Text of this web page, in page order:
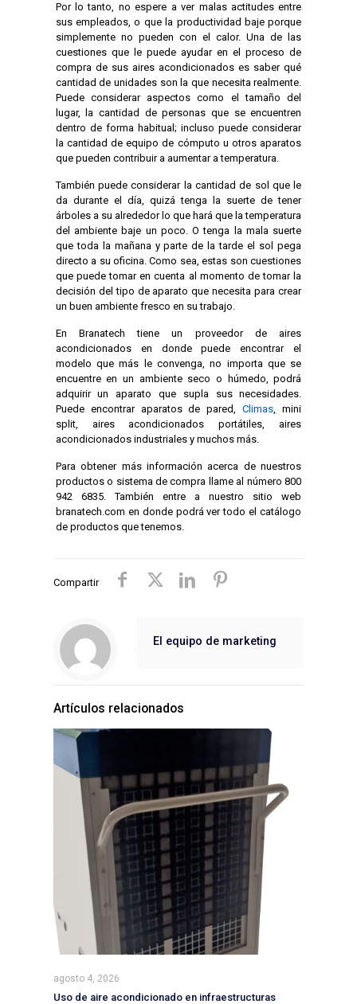
Por lo tanto, no espere a ver malas actitudes entre
sus empleados, o que la productividad baje porque
simplemente no pueden con el calor. Una de las
cuestiones que le puede ayudar en el proceso de
compra de sus aires acondicionados es saber qué
cantidad de unidades son la que necesita realmente.
Puede considerar aspectos como el tamaño del
lugar, la cantidad de personas que se encuentren
dentro de forma habitual; incluso puede considerar
la cantidad de equipo de cómputo u otros aparatos
que pueden contribuir a aumentar a temperatura.
También puede considerar la cantidad de sol que le
da durante el día, quizá tenga la suerte de tener
árboles a su alrededor lo que hará que la temperatura
del ambiente baje un poco. O tenga la mala suerte
que toda la mañana y parte de la tarde el sol pega
directo a su oficina. Como sea, estas son cuestiones
que puede tomar en cuenta al momento de tomar la
decisión del tipo de aparato que necesita para crear
un buen ambiente fresco en su trabajo.
En Branatech tiene un proveedor de aires
acondicionados en donde puede encontrar el
modelo que más le convenga, no importa que se
encuentre en un ambiente seco o húmedo, podrá
adquirir un aparato que supla sus necesidades.
Puede encontrar aparatos de pared,Climas
mini
split, aires acondicionados portátiles, aires
acondicionados industriales y muchos más.
Para obtener más información acerca de nuestros
productos o sistema de compra llame al número 800
942 6835. También entre a nuestro sitio web
branatech.com en donde podrá ver todo el catálogo
de productos que tenemos.
Compartir
El equipo de marketing
Artículos relacionados
agosto 4, 2026
Uso de aire acondicionado en infraestructuras